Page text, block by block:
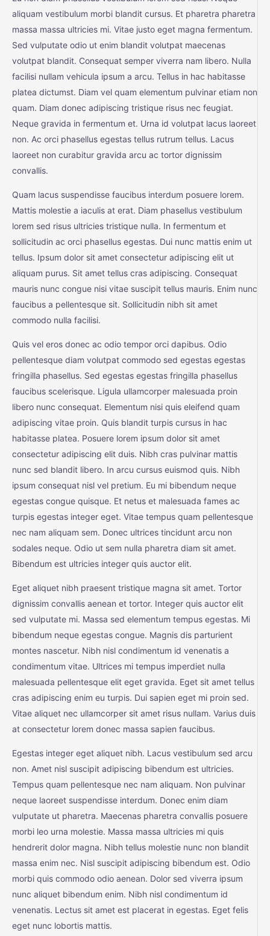
aliquam vestibulum morbi blandit cursus. Et pharetra pharetra
massa massa ultricies mi. Vitae justo eget magna fermentum.
Sed vulputate odio ut enim blandit volutpat maecenas
volutpat blandit. Consequat semper viverra nam libero. Nulla
facilisi nullam vehicula ipsum a arcu. Tellus in hac habitasse
platea dictumst. Diam vel quam elementum pulvinar etiam non
quam. Diam donec adipiscing tristique risus nec feugiat.
Neque gravida in fermentum et. Urna id volutpat lacus laoreet
non. Ac orci phasellus egestas tellus rutrum tellus. Lacus
laoreet non curabitur gravida arcu ac tortor dignissim
convallis.
Quam lacus suspendisse faucibus interdum posuere lorem.
Mattis molestie a iaculis at erat. Diam phasellus vestibulum
lorem sed risus ultricies tristique nulla. In fermentum et
sollicitudin ac orci phasellus egestas. Dui nunc mattis enim ut
tellus. Ipsum dolor sit amet consectetur adipiscing elit ut
aliquam purus. Sit amet tellus cras adipiscing. Consequat
mauris nunc congue nisi vitae suscipit tellus mauris. Enim nunc
faucibus a pellentesque sit. Sollicitudin nibh sit amet
commodo nulla facilisi.
Quis vel eros donec ac odio tempor orci dapibus. Odio
pellentesque diam volutpat commodo sed egestas egestas
fringilla phasellus. Sed egestas egestas fringilla phasellus
faucibus scelerisque. Ligula ullamcorper malesuada proin
libero nunc consequat. Elementum nisi quis eleifend quam
adipiscing vitae proin. Quis blandit turpis cursus in hac
habitasse platea. Posuere lorem ipsum dolor sit amet
consectetur adipiscing elit duis. Nibh cras pulvinar mattis
nunc sed blandit libero. In arcu cursus euismod quis. Nibh
ipsum consequat nisl vel pretium. Eu mi bibendum neque
egestas congue quisque. Et netus et malesuada fames ac
turpis egestas integer eget. Vitae tempus quam pellentesque
nec nam aliquam sem. Donec ultrices tincidunt arcu non
sodales neque. Odio ut sem nulla pharetra diam sit amet.
Bibendum est ultricies integer quis auctor elit.
Eget aliquet nibh praesent tristique magna sit amet. Tortor
dignissim convallis aenean et tortor. Integer quis auctor elit
sed vulputate mi. Massa sed elementum tempus egestas. Mi
bibendum neque egestas congue. Magnis dis parturient
montes nascetur. Nibh nisl condimentum id venenatis a
condimentum vitae. Ultrices mi tempus imperdiet nulla
malesuada pellentesque elit eget gravida. Eget sit amet tellus
cras adipiscing enim eu turpis. Dui sapien eget mi proin sed.
Vitae aliquet nec ullamcorper sit amet risus nullam. Varius duis
at consectetur lorem donec massa sapien faucibus.
Egestas integer eget aliquet nibh. Lacus vestibulum sed arcu
non. Amet nisl suscipit adipiscing bibendum est ultricies.
Tempus quam pellentesque nec nam aliquam. Non pulvinar
neque laoreet suspendisse interdum. Donec enim diam
vulputate ut pharetra. Maecenas pharetra convallis posuere
morbi leo urna molestie. Massa massa ultricies mi quis
hendrerit dolor magna. Nibh tellus molestie nunc non blandit
massa enim nec. Nisl suscipit adipiscing bibendum est. Odio
morbi quis commodo odio aenean. Dolor sed viverra ipsum
nunc aliquet bibendum enim. Nibh nisl condimentum id
venenatis. Lectus sit amet est placerat in egestas. Eget felis
eget nunc lobortis mattis.